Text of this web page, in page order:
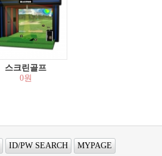
스크린골프
0원
ID/PW SEARCH MYPAGE